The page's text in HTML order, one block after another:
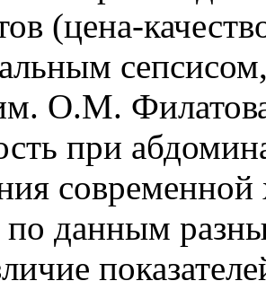
(цена-
О.М.
при
данным